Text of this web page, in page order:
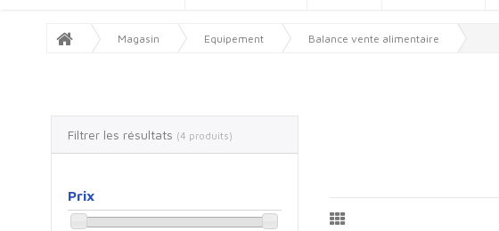
Magasin Equipement Balance vente alimentaire
Filtrer les résultats (4 produits)
Prix